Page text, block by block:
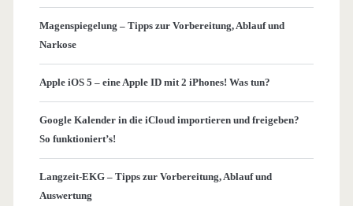
Magenspiegelung – Tipps zur Vorbereitung, Ablauf und
Narkose
Apple iOS 5 – eine Apple ID mit 2 iPhones! Was tun?
Google Kalender in die iCloud importieren und freigeben?
So funktioniert’s!
Langzeit-EKG – Tipps zur Vorbereitung, Ablauf und
Auswertung